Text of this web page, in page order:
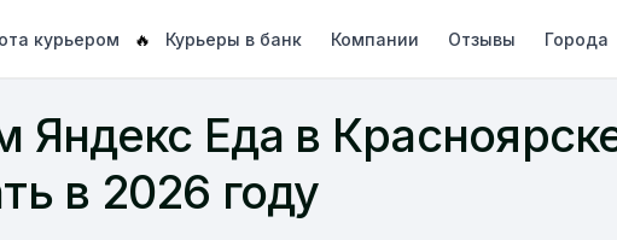
курьером 🔥 Курьеры в банк Компании Отзывы Города
Яндекс Еда в
в 2026 году